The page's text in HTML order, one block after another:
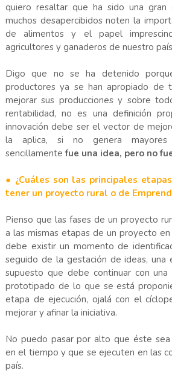
quiero resaltar que ha sido una gran
muchos desapercibidos noten la
de alimentos y el papel
agricultores y ganaderos de nuestro
Digo que no se ha detenido
productores ya se han apropiado de
mejorar sus producciones y sobre
rentabilidad, no es una definición
innovación debe ser el vector de
la aplica, si no genera
sencillamentefue una idea, pero no
● ¿Cuáles son las principales
tener un proyecto rural o de
Pienso que las fases de un proyecto
a las mismas etapas de un proyecto
debe existir un momento de
seguido de la gestación de ideas, una
supuesto que debe continuar con
prototipado de lo que se está
etapa de ejecución, ojalá con el
mejorar y afinar la iniciativa.
No puedo pasar por alto que éste
en el tiempo y que se ejecuten en las
país.